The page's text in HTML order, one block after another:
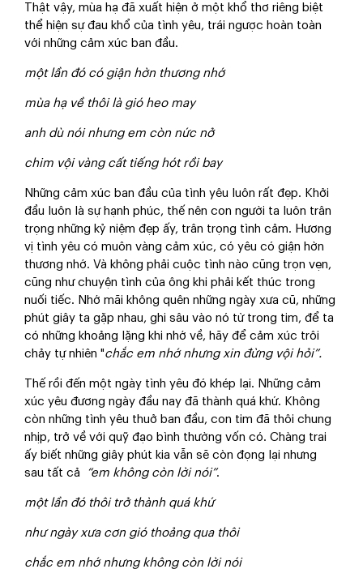
Thật vậy, mùa hạ đã xuất hiện ở một khổ thơ riêng biệt
thể hiện sự đau khổ của tình yêu, trái ngược hoàn toàn
với những cảm xúc ban đầu.
một lần đó có giận hờn thương nhớ
mùa hạ về thôi là gió heo may
anh dù nói nhưng em còn nức nở
chim vội vàng cất tiếng hót rồi bay
Những cảm xúc ban đầu của tình yêu luôn rất đẹp. Khởi
đầu luôn là sự hạnh phúc, thế nên con người ta luôn trân
trọng những kỷ niệm đẹp ấy, trân trọng tình cảm. Hương
vị tình yêu có muôn vàng cảm xúc, có yêu có giận hờn
thương nhớ. Và không phải cuộc tình nào cũng trọn vẹn,
cũng như chuyện tình của ông khi phải kết thúc trong
nuối tiếc. Nhớ mãi không quên những ngày xưa cũ, những
phút giây ta gặp nhau, ghi sâu vào nó từ trong tim, để ta
có những khoảng lặng khi nhớ về, hãy để cảm xúc trôi
chảy tự nhiên "chắc em nhớ nhưng xin đừng vội hỏi”.
Thế rồi đến một ngày tình yêu đó khép lại. Những cảm
xúc yêu đương ngày đầu nay đã thành quá khứ. Không
còn những tình yêu thuở ban đầu, con tim đã thôi chung
nhịp, trở về với quỹ đạo bình thường vốn có. Chàng trai
ấy biết những giây phút kia vẫn sẽ còn đọng lại nhưng
sau tất cả
“em không còn lời nói”.
một lần đó thôi trở thành quá khứ
như ngày xưa cơn gió thoảng qua thôi
chắc em nhớ nhưng không còn lời nói